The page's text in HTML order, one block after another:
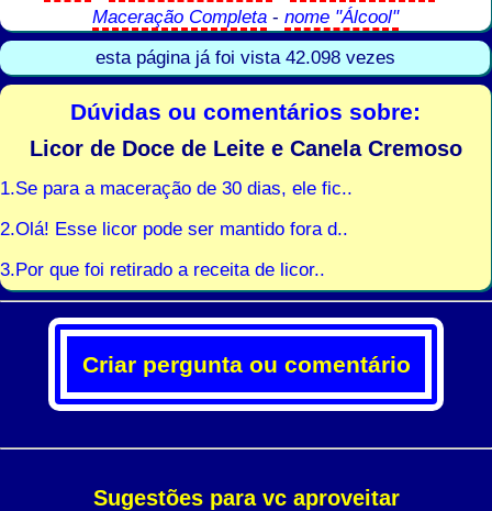
Maceração Completa -nome "Álcool"
esta página já foi vista 42.098 vezes
Dúvidas ou comentários sobre:
Licor de Doce de Leite e Canela Cremoso
1.Se para a maceração de 30 dias, ele fic..
2.Olá! Esse licor pode ser mantido fora d..
3.Por que foi retirado a receita de licor..
Criar pergunta ou comentário
Sugestões para vc aproveitar